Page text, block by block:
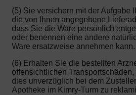
(5) Sie versichern mit der Aufgabe
die von Ihnen angegebene
dass Sie die Ware persönlich
oder benennen eine andere
Ware ersatzweise annehmen kann.
(6) Erhalten Sie die bestellten
offensichtlichen
dies unverzüglich bei dem
Apotheke im Kimry-Turm zu